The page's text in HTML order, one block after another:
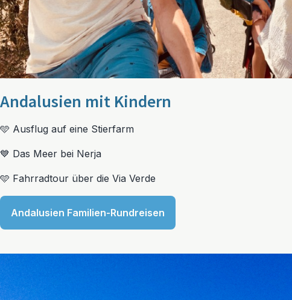
Andalusien mit Kindern
🩵 Ausflug auf eine Stierfarm
💙 Das Meer bei Nerja
🩵 Fahrradtour über die Via Verde
Andalusien Familien-Rundreisen